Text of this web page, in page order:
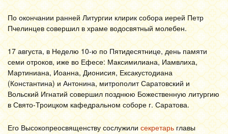
По окончании ранней Литургии клирик собора иерей Петр
Пчелинцев совершил в храме водосвятный молебен.
17 августа, в Неделю 10-ю по Пятидесятнице, день памяти
семи отроков, иже во Ефесе: Максимилиана, Иамвлиха,
Мартиниана, Иоанна, Дионисия, Ексакустодиана
(Константина) и Антонина, митрополит Саратовский и
Вольский Игнатий совершил позднюю Божественную литургию
в Свято-Троицком кафедральном соборе г. Саратова.
Его Высокопреосвященству сослужили секретарьглавы